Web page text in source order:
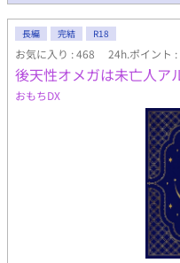
長編 完結 R18
お気に入り : 468 24h.ポイント :
後天性オメガは未亡人ア
おもちDX